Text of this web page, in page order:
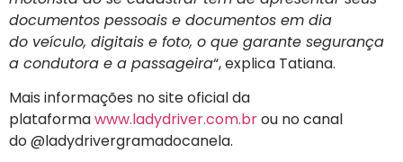
documentos pessoais e documentos em dia
do veículo, digitais e foto, o que garante segurança
a condutora e a passageira“, explica Tatiana.
Mais informações no site oficial da
plataformawww.ladydriver.com.brou no canal
do @ladydrivergramadocanela.